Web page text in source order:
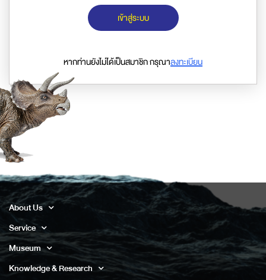
เข้าสู่ระบบ
หากท่านยังไม่ได้เป็นสมาชิก กรุณาลงทะเบียน
About Us
Service
Museum
Knowledge & Research